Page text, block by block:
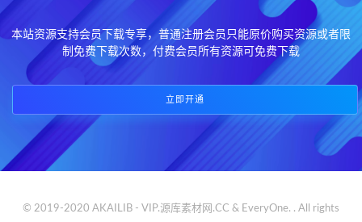
本站资源支持会员下载专享，普通注册会员只能原价购买资源或者限
制免费下载次数，付费会员所有资源可免费下载
立即开通
© 2019-2020 AKAILIB - VIP.源库素材网.CC & EveryOne. . All rights